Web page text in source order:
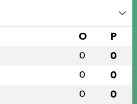
O P
0 0
0 0
0 0